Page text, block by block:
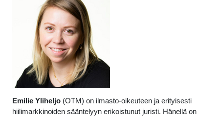
Emilie Yliheljo (OTM) on ilmasto-oikeuteen ja erityisesti
hiilimarkkinoiden sääntelyyn erikoistunut juristi. Hänellä on